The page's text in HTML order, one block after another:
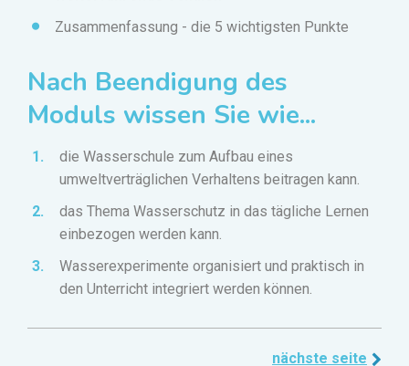
Zusammenfassung - die 5 wichtigsten Punkte
Nach Beendigung des
Moduls wissen Sie wie...
die Wasserschule zum Aufbau eines
umweltverträglichen Verhaltens beitragen kann.
das Thema Wasserschutz in das tägliche Lernen
einbezogen werden kann.
Wasserexperimente organisiert und praktisch in
den Unterricht integriert werden können.
nächste seite